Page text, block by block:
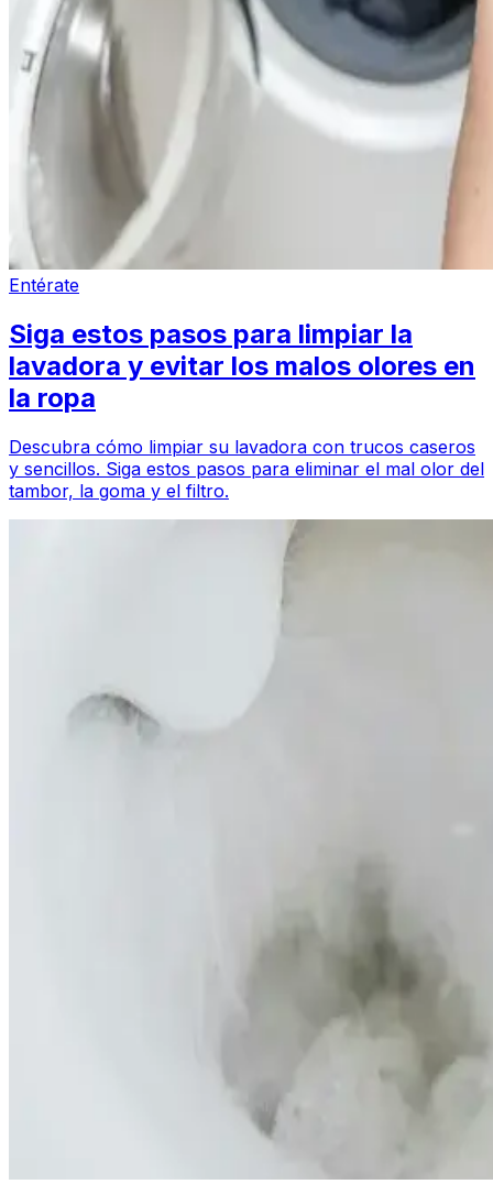
Entérate
Siga estos pasos para limpiar la
lavadora y evitar los malos olores en
la ropa
Descubra cómo limpiar su lavadora con trucos caseros
y sencillos. Siga estos pasos para eliminar el mal olor del
tambor, la goma y el filtro.